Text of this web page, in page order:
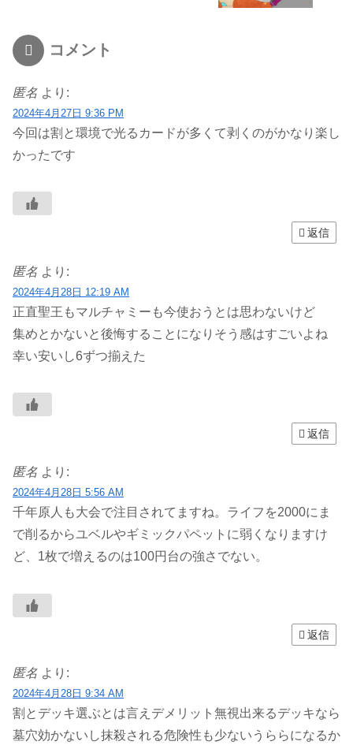
コメント
匿名 より:
2024年4月27日 9:36 PM
今回は割と環境で光るカードが多くて剥くのがかなり楽し
かったです
返信
匿名 より:
2024年4月28日 12:19 AM
正直聖王もマルチャミーも今使おうとは思わないけど
集めとかないと後悔することになりそう感はすごいよね
幸い安いし6ずつ揃えた
返信
匿名 より:
2024年4月28日 5:56 AM
千年原人も大会で注目されてますね。ライフを2000にま
で削るからユベルやギミックパペットに弱くなりますけ
ど、1枚で増えるのは100円台の強さでない。
返信
匿名 より:
2024年4月28日 9:34 AM
割とデッキ選ぶとは言えデメリット無視出来るデッキなら
墓穴効かないし抹殺される危険性も少ないうららになるか